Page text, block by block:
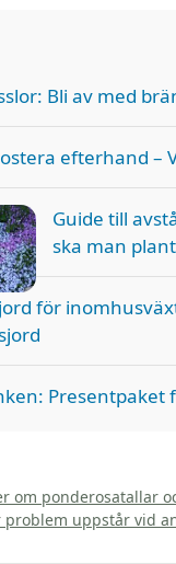
Bli av med
efterhand –
Guide till
ska man
för
Presentpaket
om ponderosatallar
uppstår vid